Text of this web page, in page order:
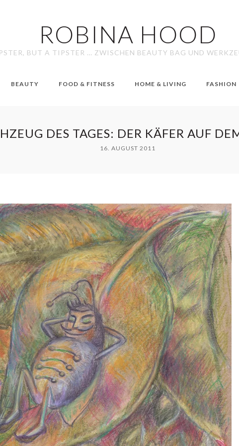
ROBINA HOOD
BUT A TIPSTER … ZWISCHEN BEAUTY BAG UND
BEAUTY FOOD & FITNESS HOME & LIVING FASHION
DES TAGES: DER KÄFER AUF
16. AUGUST 2011